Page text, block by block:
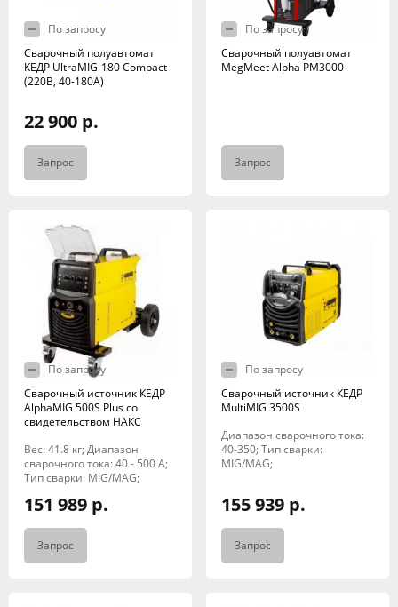
По запросу
Сварочный полуавтомат
КЕДР UltraMIG-180 Compact
(220B, 40-180A)
22 900 р.
Запрос
По запросу
Сварочный полуавтомат
MegMeet Alpha PM3000
Запрос
По запросу
Сварочный источник КЕДР
AlphaMIG 500S Plus со
свидетельством НАКС
Вес: 41.8 кг; Диапазон
сварочного тока: 40 - 500 A;
Тип сварки: MIG/MAG;
151 989 р.
Запрос
По запросу
Сварочный источник КЕДР
MultiMIG 3500S
Диапазон сварочного тока:
40-350; Тип сварки:
MIG/MAG;
155 939 р.
Запрос